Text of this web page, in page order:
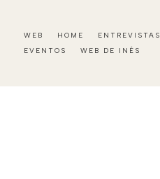
WEB HOME ENTREVISTAS
EVENTOS
WEB DE INÉS